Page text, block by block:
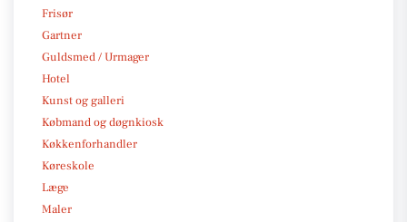
Frisør
Gartner
Guldsmed / Urmager
Hotel
Kunst og galleri
Købmand og døgnkiosk
Køkkenforhandler
Køreskole
Læge
Maler